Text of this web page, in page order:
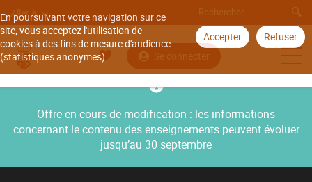
En poursuivant votre navigation sur ce
site, vous acceptez l'utilisation de
cookies à des fins de mesure d'audience
(statistiques anonymes).
Accepter Refuser
Aller à
Se connecter
Offre en cours de modification : les informations
concernant le contenu des enseignements peuvent évoluer
jusqu’au 30 septembre